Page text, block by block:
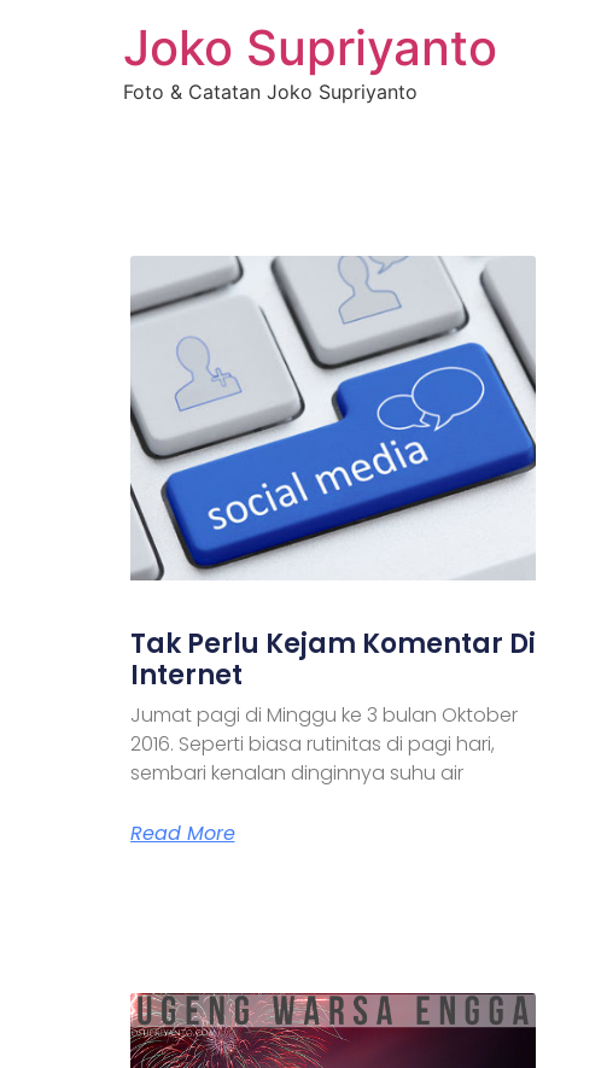
Joko Supriyanto
Foto & Catatan Joko Supriyanto
Tak Perlu Kejam Komentar Di
Internet
Jumat pagi di Minggu ke 3 bulan Oktober
2016. Seperti biasa rutinitas di pagi hari,
sembari kenalan dinginnya suhu air
Read More